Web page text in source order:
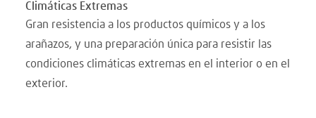
Climáticas Extremas
Gran resistencia a los productos químicos y a los
arañazos, y una preparación única para resistir las
condiciones climáticas extremas en el interior o en el
exterior.